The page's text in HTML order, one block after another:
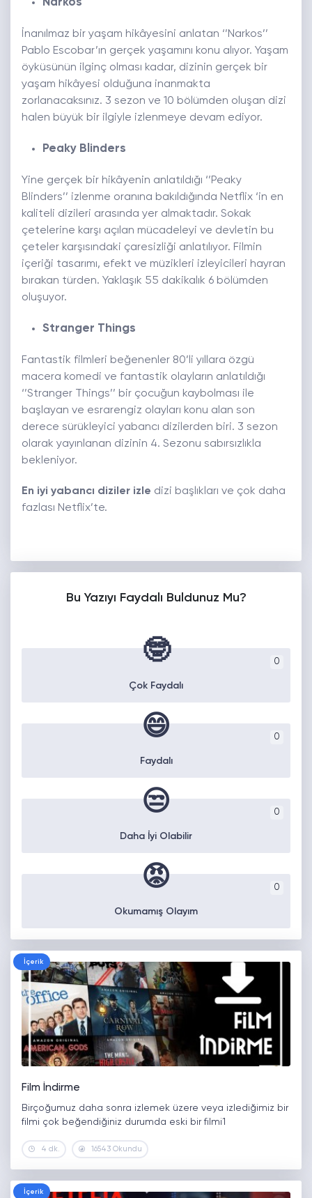
Narkos
İnanılmaz bir yaşam hikâyesini anlatan ‘’Narkos’’
Pablo Escobar’ın gerçek yaşamını konu alıyor. Yaşam
öyküsünün ilginç olması kadar, dizinin gerçek bir
yaşam hikâyesi olduğuna inanmakta
zorlanacaksınız. 3 sezon ve 10 bölümden oluşan dizi
halen büyük bir ilgiyle izlenmeye devam ediyor.
Peaky Blinders
Yine gerçek bir hikâyenin anlatıldığı ‘’Peaky
Blinders’’ izlenme oranına bakıldığında Netflix ‘in en
kaliteli dizileri arasında yer almaktadır. Sokak
çetelerine karşı açılan mücadeleyi ve devletin bu
çeteler karşısındaki çaresizliği anlatılıyor. Filmin
içeriği tasarımı, efekt ve müzikleri izleyicileri hayran
bırakan türden. Yaklaşık 55 dakikalık 6 bölümden
oluşuyor.
Stranger Things
Fantastik filmleri beğenenler 80’li yıllara özgü
macera komedi ve fantastik olayların anlatıldığı
‘’Stranger Things’’ bir çocuğun kaybolması ile
başlayan ve esrarengiz olayları konu alan son
derece sürükleyici yabancı dizilerden biri. 3 sezon
olarak yayınlanan dizinin 4. Sezonu sabırsızlıkla
bekleniyor.
En iyi yabancı diziler izle dizi başlıkları ve çok daha
fazlası Netflix’te.
Bu Yazıyı Faydalı Buldunuz Mu?
0
🤓
Çok Faydalı
0
😄
Faydalı
0
😒
Daha İyi Olabilir
0
😡
Okumamış Olayım
İçerik
Film İndirme
Birçoğumuz daha sonra izlemek üzere veya izlediğimiz bir
filmi çok beğendiğiniz durumda eski bir filmi1
4 dk. 16543 Okundu
İçerik